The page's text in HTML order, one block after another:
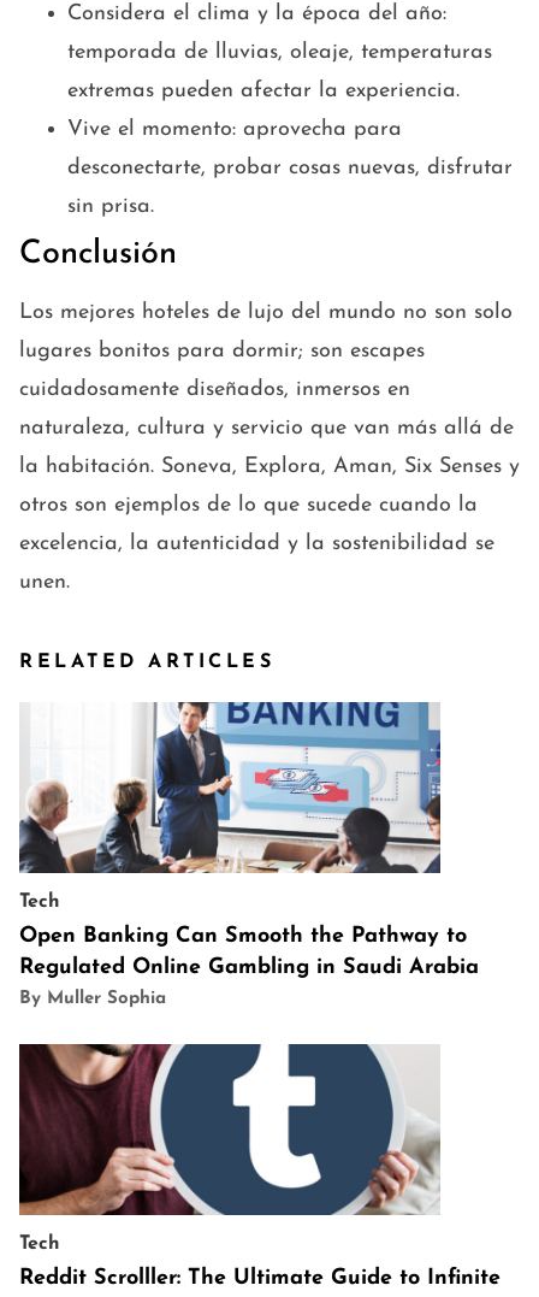
Considera el clima y la época del año:
temporada de lluvias, oleaje, temperaturas
extremas pueden afectar la experiencia.
Vive el momento: aprovecha para
desconectarte, probar cosas nuevas, disfrutar
sin prisa.
Conclusión
Los mejores hoteles de lujo del mundo no son solo
lugares bonitos para dormir; son escapes
cuidadosamente diseñados, inmersos en
naturaleza, cultura y servicio que van más allá de
la habitación. Soneva, Explora, Aman, Six Senses y
otros son ejemplos de lo que sucede cuando la
excelencia, la autenticidad y la sostenibilidad se
unen.
RELATED ARTICLES
Tech
Open Banking Can Smooth the Pathway to
Regulated Online Gambling in Saudi Arabia
By Muller Sophia
Tech
Reddit Scrolller: The Ultimate Guide to Infinite